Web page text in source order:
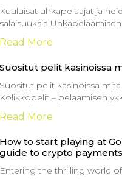
Kuuluisat uhkapelaajat ja
salaisuuksia
Read More
Suositut pelit kasinoissa
Suositut pelit kasinoissa
Kolikkopelit – pelaamisen
Read More
How to start playing at
guide to crypto
Entering the thrilling world